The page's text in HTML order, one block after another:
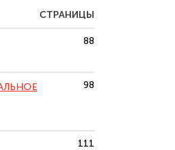
СТРАНИЦЫ
88
98
111